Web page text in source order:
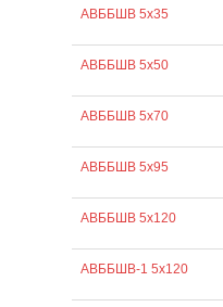
АВББШВ 5х35
АВББШВ 5х50
АВББШВ 5х70
АВББШВ 5х95
АВББШВ 5х120
АВББШВ-1 5х120